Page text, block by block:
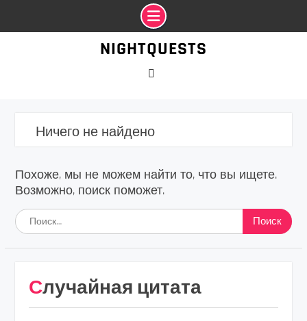
NIGHTQUESTS
Ничего не найдено
Похоже, мы не можем найти то, что вы ищете.
Возможно, поиск поможет.
Найти:
Случайная цитата